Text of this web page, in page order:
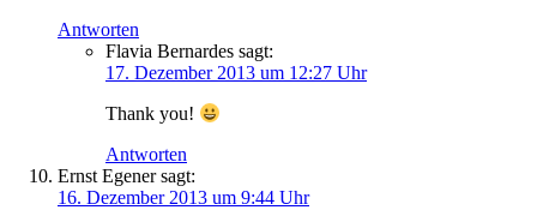
Antworten
Flavia Bernardes sagt:
17. Dezember 2013 um 12:27 Uhr
Thank you!
Antworten
Ernst Egener sagt:
16. Dezember 2013 um 9:44 Uhr